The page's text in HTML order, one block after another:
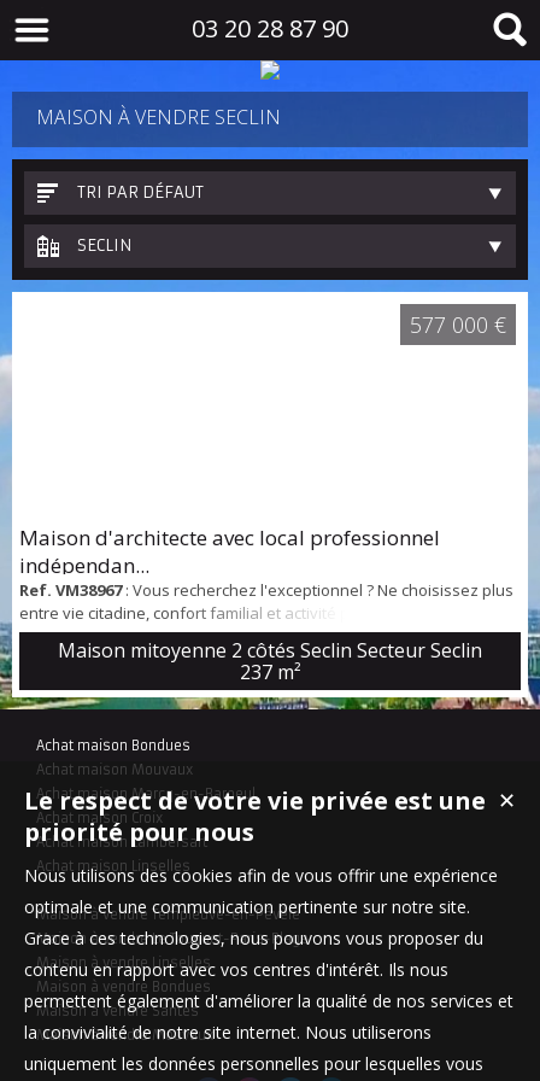
03 20 28 87 90
MAISON À VENDRE SECLIN
TRI PAR DÉFAUT
SECLIN
Maison d'architecte avec local professionnel
indépendan...
Ref. VM38967: Vous recherchez l'exceptionnel ? Ne choisissez plus
entre vie citadine, confort familial et activité professionnelle. Située
en hyper-centre de Seclin, à seulement 100 mètres de l’Hôtel de
Ville et à deux pas de la gare (Lille en 10 min), cette demeure
d’architecte unique de 1966 déploie ses volumes généreux sur une
parcelle de près de 600 m² sans aucun vis-à-vis. ✨ LES POINTS
Maison mitoyenne 2 côtés Seclin Secteur Seclin
237 m²
577 000 €
Achat maison Bondues
Achat maison Mouvaux
Achat maison Marcq-en-Baroeul
Achat maison Croix
Achat maison Lambersart
Achat maison Linselles
Maison à vendre Templeuve-en-Pévèle
Maison à vendre Le Touquet-Paris-Plage
Maison à vendre Linselles
Maison à vendre Bondues
Maison à vendre Santes
Maison à vendre Mouvaux
✕
Le respect de votre vie privée est une
priorité pour nous
Nous utilisons des cookies afin de vous offrir une expérience
optimale et une communication pertinente sur notre site.
Grace à ces technologies, nous pouvons vous proposer du
contenu en rapport avec vos centres d'intérêt. Ils nous
permettent également d'améliorer la qualité de nos services et
la convivialité de notre site internet. Nous utiliserons
uniquement les données personnelles pour lesquelles vous